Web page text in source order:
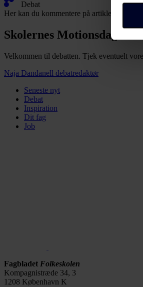
Du
Dine
Debat
Her kan du kommentere på artiklen:
Skolernes Motionsdag
Velkommen til debatten. Tjek eventuelt
Naja Dandanell debatredaktør
Seneste nyt
Debat
Inspiration
Dit fag
Job
Fagbladet Folkeskolen
Kompagnistræde 34, 3
1208 København K